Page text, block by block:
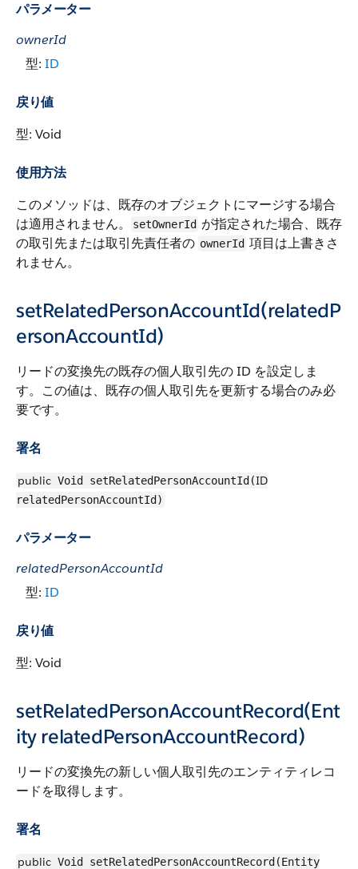
パラメーター
ownerId
型: ID
戻り値
型: Void
使用方法
このメソッドは、既存のオブジェクトにマージする場合
は適用されません。
setOwnerId が指定された場合、既存
の取引先または取引先責任者の ownerId 項目は上書きさ
れません。
setRelatedPersonAccountId(relatedP
ersonAccountId)
リードの変換先の既存の個人取引先の ID を設定しま
す。この値は、既存の個人取引先を更新する場合のみ必
要です。
署名
public Void setRelatedPersonAccountId(ID
relatedPersonAccountId)
パラメーター
relatedPersonAccountId
型: ID
戻り値
型: Void
setRelatedPersonAccountRecord(Ent
ity relatedPersonAccountRecord)
リードの変換先の新しい個人取引先のエンティティレコ
ードを取得します。
署名
public Void setRelatedPersonAccountRecord(Entity